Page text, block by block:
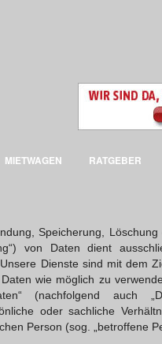
MIETWAGEN RATGEBER
Speicherung,
von Daten dient
Dienste sind mit dem
wie möglich zu
(nachfolgend auch
oder sachliche
Person (sog. „betroffene